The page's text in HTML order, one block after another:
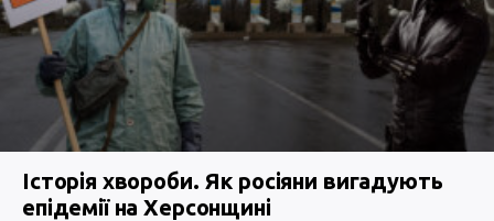
Історія хвороби. Як росіяни вигадують
епідемії на Херсонщині